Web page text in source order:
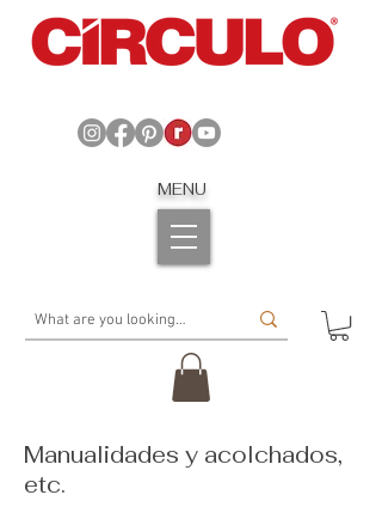
MENU
Manualidades y acolchados,
etc.